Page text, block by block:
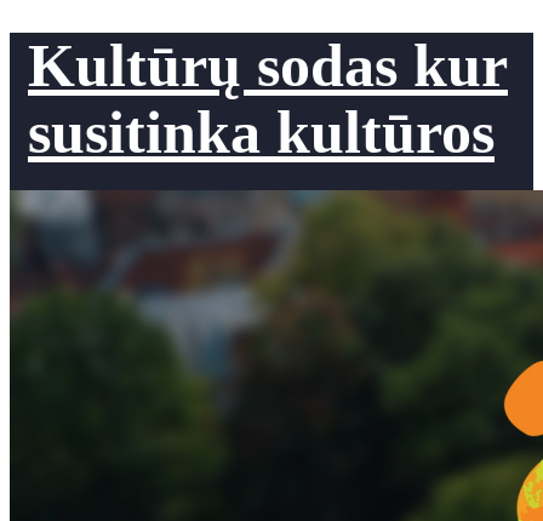
Kultūrų sodas kur
susitinka kultūros